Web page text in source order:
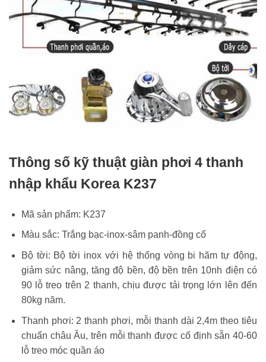
Thông số kỹ thuật giàn phơi 4 thanh
nhập khẩu Korea K237
Mã sản phẩm: K237
Màu sắc: Trắng bạc-inox-sâm panh-đồng cổ
Bộ tời: Bộ tời inox với hệ thống vòng bi hãm tự động,
giảm sức nâng, tăng độ bền, độ bền trên 10nh điện có
90 lỗ treo trên 2 thanh, chịu được tải trọng lớn lên đến
80kg năm.
Thanh phơi: 2 thanh phơi, mỗi thanh dài 2,4m theo tiêu
chuẩn châu Âu, trên mỗi thanh được cố định sẵn 40-60
lỗ treo móc quần áo